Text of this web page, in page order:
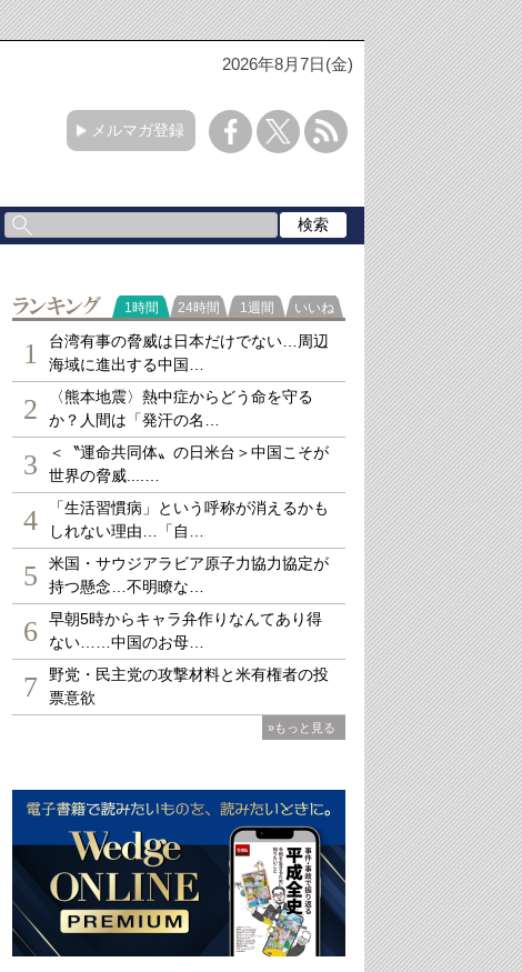
2026年8月7日(金)
メルマガ登録
ランキング
1時間 24時間 1週間 いいね
1
台湾有事の脅威は日本だけでない…周辺
海域に進出する中国…
2
〈熊本地震〉熱中症からどう命を守る
か？人間は「発汗の名…
3
＜〝運命共同体〟の日米台＞中国こそが
世界の脅威....…
4
「生活習慣病」という呼称が消えるかも
しれない理由…「自…
5
米国・サウジアラビア原子力協力協定が
持つ懸念…不明瞭な…
6
早朝5時からキャラ弁作りなんてあり得
ない……中国のお母…
7
野党・民主党の攻撃材料と米有権者の投
票意欲
»もっと見る